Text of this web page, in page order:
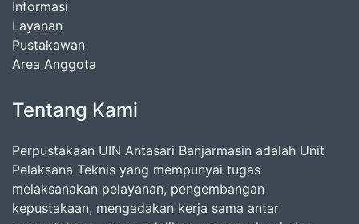
Informasi
Layanan
Pustakawan
Area Anggota
Tentang Kami
Perpustakaan UIN Antasari Banjarmasin adalah Unit
Pelaksana Teknis yang mempunyai tugas
melaksanakan pelayanan, pengembangan
kepustakaan, mengadakan kerja sama antar